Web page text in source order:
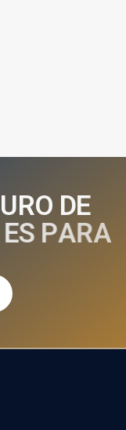
URO DE
ES PARA